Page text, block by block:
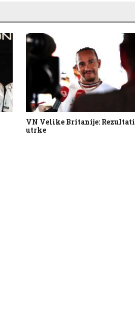
VN Velike Britanije: Rezultati
utrke